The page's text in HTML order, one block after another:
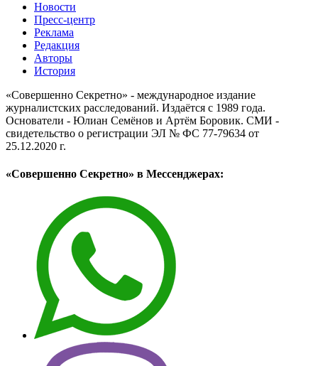
Новости
Пресс-центр
Реклама
Редакция
Авторы
История
«Совершенно Секретно» - международное издание
журналистских расследований. Издаётся с 1989 года.
Основатели - Юлиан Семёнов и Артём Боровик. CМИ -
свидетельство о регистрации ЭЛ № ФС 77-79634 от
25.12.2020 г.
«Совершенно Секретно» в Мессенджерах: